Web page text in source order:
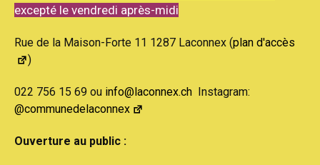
excepté le vendredi après-midi
Rue de la Maison-Forte 11 1287 Laconnex (plan d'accès
)
022 756 15 69 ou info@laconnex.ch Instagram:
@communedelaconnex
Ouverture au public :